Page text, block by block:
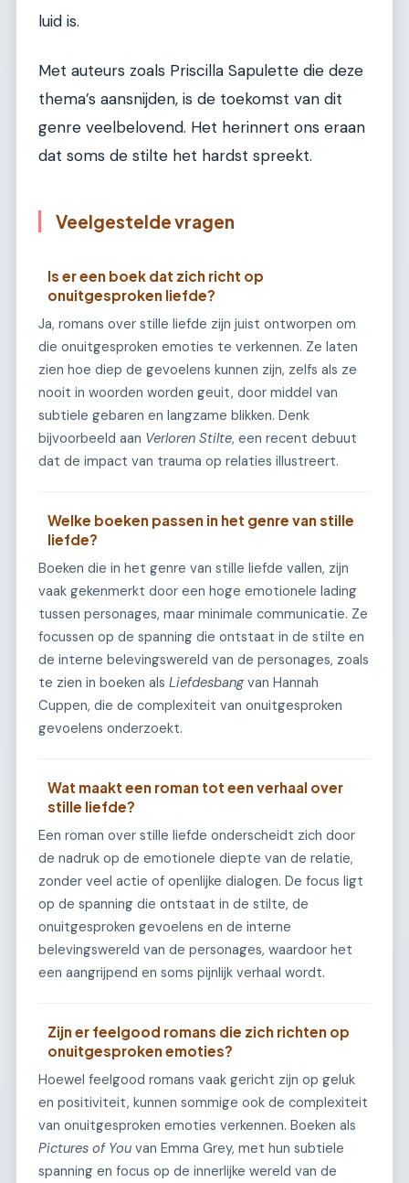
luid is.
Met auteurs zoals Priscilla Sapulette die deze
thema’s aansnijden, is de toekomst van dit
genre veelbelovend. Het herinnert ons eraan
dat soms de stilte het hardst spreekt.
Veelgestelde vragen
Is er een boek dat zich richt op
onuitgesproken liefde?
Ja, romans over stille liefde zijn juist ontworpen om
die onuitgesproken emoties te verkennen. Ze laten
zien hoe diep de gevoelens kunnen zijn, zelfs als ze
nooit in woorden worden geuit, door middel van
subtiele gebaren en langzame blikken. Denk
bijvoorbeeld aan Verloren Stilte, een recent debuut
dat de impact van trauma op relaties illustreert.
Welke boeken passen in het genre van stille
liefde?
Boeken die in het genre van stille liefde vallen, zijn
vaak gekenmerkt door een hoge emotionele lading
tussen personages, maar minimale communicatie. Ze
focussen op de spanning die ontstaat in de stilte en
de interne belevingswereld van de personages, zoals
te zien in boeken als Liefdesbangvan Hannah
Cuppen, die de complexiteit van onuitgesproken
gevoelens onderzoekt.
Wat maakt een roman tot een verhaal over
stille liefde?
Een roman over stille liefde onderscheidt zich door
de nadruk op de emotionele diepte van de relatie,
zonder veel actie of openlijke dialogen. De focus ligt
op de spanning die ontstaat in de stilte, de
onuitgesproken gevoelens en de interne
belevingswereld van de personages, waardoor het
een aangrijpend en soms pijnlijk verhaal wordt.
Zijn er feelgood romans die zich richten op
onuitgesproken emoties?
Hoewel feelgood romans vaak gericht zijn op geluk
en positiviteit, kunnen sommige ook de complexiteit
van onuitgesproken emoties verkennen. Boeken als
Pictures of You van Emma Grey, met hun subtiele
spanning en focus op de innerlijke wereld van de